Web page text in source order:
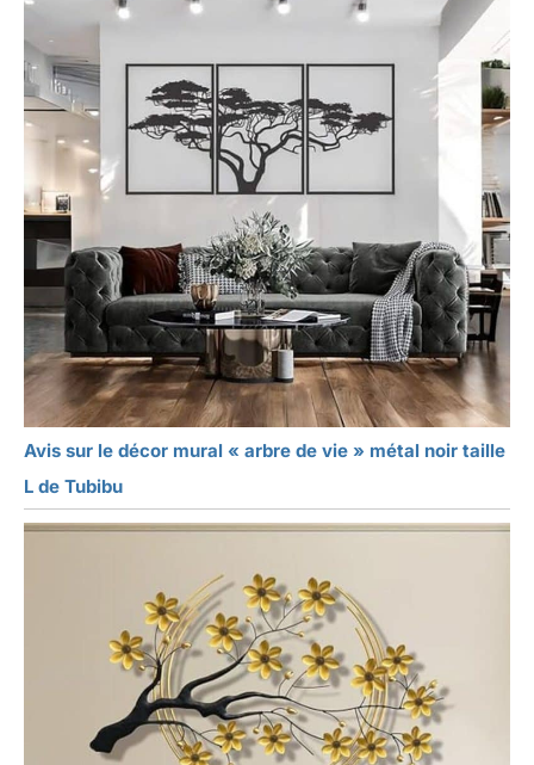
Avis sur le décor mural « arbre de vie » métal noir taille
L de Tubibu